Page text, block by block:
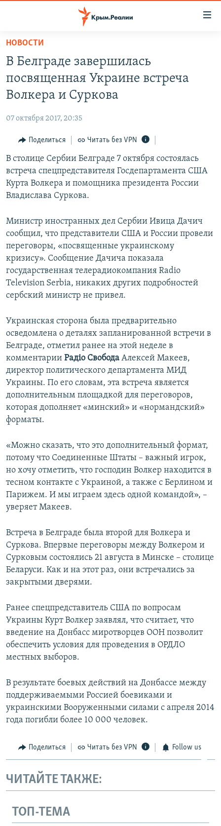
Вернуться
основному
содержанию
Вернутся
главной
навигации
Вернутся
поиску
СПЕЦПРОЕКТЫ
11 ЛЕТ ОККУПАЦИИ КРЫМА. 11 ИСТОРИЙ СОПРОТИВЛЕНИЯ
ВОДА
ЕЩЕ
ИНТЕРАКТИВ
ИНФОГРАФИКА
ТЕЛЕПРОЕКТ КРЫМ.РЕАЛИИ
СОВЕТЫ ПРАВОЗАЩИТНИКОВ
ПОБЕДИТЕЛЕЙ НЕ СУДЯТ?
КРЫМ.НЕПОКОРЕННЫЙ
УКРАИНСКАЯ ПРОБЛЕМА КРЫМА
РАДІО СВОБОДА
КАК ОБОЙТИ БЛОКИРОВКУ
Українською
ПРИСОЕДИНЯЙТЕСЬ!
Все сайты RFE/RL
НОВОСТИ
В Белграде завершилась
посвященная Украине встреча
Волкера и Суркова
07 октября 2017, 20:35
Поделиться Читать без VPN
В столице Сербии Белграде 7 октября состоялась
встреча спецпредставителя Госдепартамента США
Курта Волкера и помощника президента России
Владислава Суркова.
Министр иностранных дел Сербии Ивица Дачич
сообщил, что представители США и России провели
переговоры, «посвященные украинскому
кризису». Сообщение Дачича показала
государственная телерадиокомпания Radio
Television Serbia, никаких других подробностей
сербский министр не привел.
Украинская сторона была предварительно
осведомлена о деталях запланированной встречи в
Белграде, отметил ранее на этой неделе в
комментарии Радiо Свобода Алексей Макеев,
директор политического департамента МИД
Украины. По его словам, эта встреча является
дополнительным площадкой для переговоров,
которая дополняет «минский» и «нормандский»
форматы.
«Можно сказать, что это дополнительный формат,
потому что Соединенные Штаты – важный игрок,
но хочу отметить, что господин Волкер находится в
тесном контакте с Украиной, а также с Берлином и
Парижем. И мы играем здесь одной командой», –
уверяет Макеев.
Встреча в Белграде была второй для Волкера и
Суркова. Впервые переговоры между Волкером и
Сурковым состоялись 21 августа в Минске – столице
Беларуси. Как и на этот раз, они встречались за
закрытыми дверями.
Ранее спецпредставитель США по вопросам
Украины Курт Волкер заявлял, что считает, что
введение на Донбасс миротворцев ООН позволит
обеспечить условия для проведения в ОРДЛО
местных выборов.
В результате боевых действий на Донбассе между
поддерживаемыми Россией боевиками и
украинскими Вооруженными силами с апреля 2014
года погибли более 10 000 человек.
Поделиться Читать без VPN Follow us
ЧИТАЙТЕ ТАКЖЕ:
ТОП-ТЕМА